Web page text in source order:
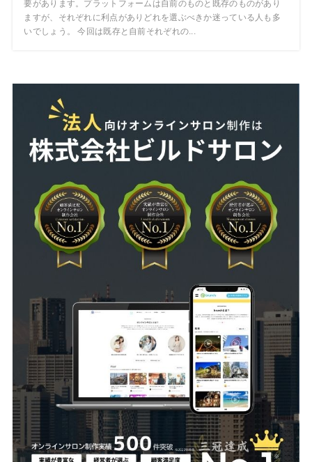
要があります。プラットフォームは自前のものと既存のものがあり
ますが、それぞれに利点がありどれを選ぶべきか迷っている人も多
いでしょう。 今回は既存と自前それぞれの...